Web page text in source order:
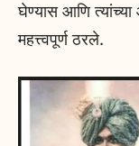
घेण्यास आणि त्यांच्या
महत्त्वपूर्ण ठरले.